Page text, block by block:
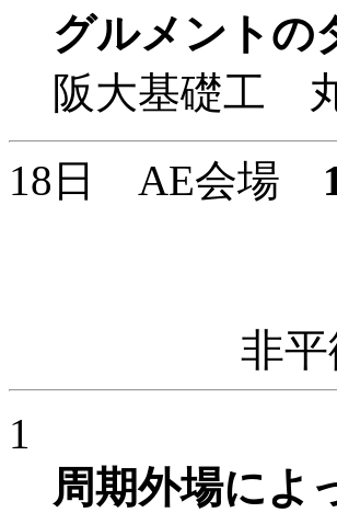
グルメントの
阪大基礎工
18日 AE会場
非
1
周期外場によ